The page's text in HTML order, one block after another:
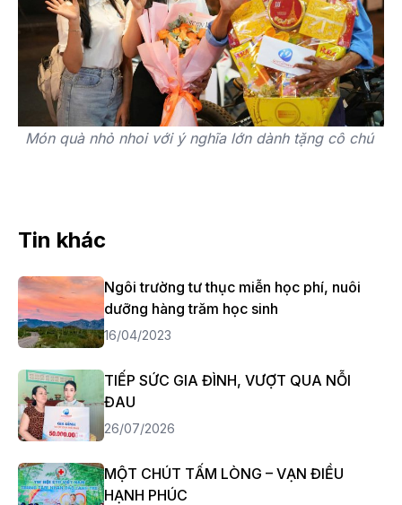
Món quà nhỏ nhoi với ý nghĩa lớn dành tặng cô chú
Tin khác
Ngôi trường tư thục miễn học phí, nuôi
dưỡng hàng trăm học sinh
16/04/2023
TIẾP SỨC GIA ĐÌNH, VƯỢT QUA NỖI
ĐAU
26/07/2026
MỘT CHÚT TẤM LÒNG – VẠN ĐIỀU
HẠNH PHÚC